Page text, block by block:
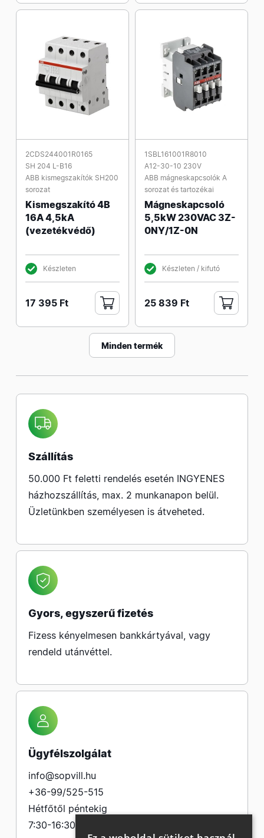
2CDS244001R0165
SH 204 L-B16
ABB kismegszakítók SH200
sorozat
Kismegszakító 4B
16A 4,5kA
(vezetékvédő)
Készleten
17 395 Ft
1SBL161001R8010
A12-30-10 230V
ABB mágneskapcsolók A
sorozat és tartozékai
Mágneskapcsoló
5,5kW 230VAC 3Z-
0NY/1Z-0N
Készleten / kifutó
25 839 Ft
Minden termék
Szállítás
50.000 Ft feletti rendelés esetén INGYENES
házhozszállítás, max. 2 munkanapon belül.
Üzletünkben személyesen is átveheted.
Gyors, egyszerű fizetés
Fizess kényelmesen bankkártyával, vagy
rendeld utánvéttel.
Ügyfélszolgálat
info@sopvill.hu
+36-99/525-515
Hétfőtől péntekig
7:30-16:30